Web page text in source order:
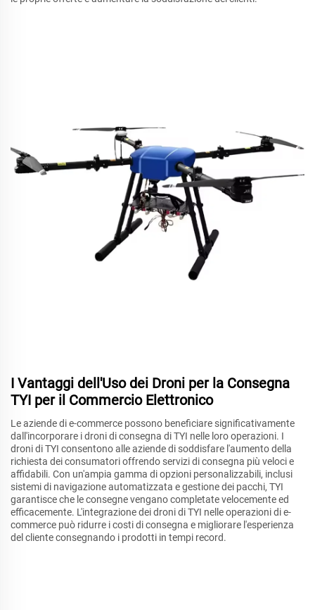
I Vantaggi dell'Uso dei Droni per la Consegna
TYI per il Commercio Elettronico
Le aziende di e-commerce possono beneficiare significativamente
dall'incorporare i droni di consegna di TYI nelle loro operazioni. I
droni di TYI consentono alle aziende di soddisfare l'aumento della
richiesta dei consumatori offrendo servizi di consegna più veloci e
affidabili. Con un'ampia gamma di opzioni personalizzabili, inclusi
sistemi di navigazione automatizzata e gestione dei pacchi, TYI
garantisce che le consegne vengano completate velocemente ed
efficacemente. L'integrazione dei droni di TYI nelle operazioni di e-
commerce può ridurre i costi di consegna e migliorare l'esperienza
del cliente consegnando i prodotti in tempi record.